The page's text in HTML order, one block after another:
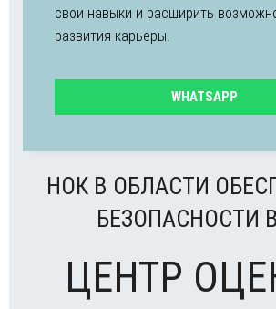
свои навыки и расширить
развития карьеры.
WHATSAPP
НОК В ОБЛАСТИ
БЕЗОПАСНОСТИ
ЦЕНТР